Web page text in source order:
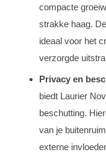
compacte
strakke haag.
ideaal voor het
verzorgde
Privacy en
biedt Laurier
beschutting.
van je
externe